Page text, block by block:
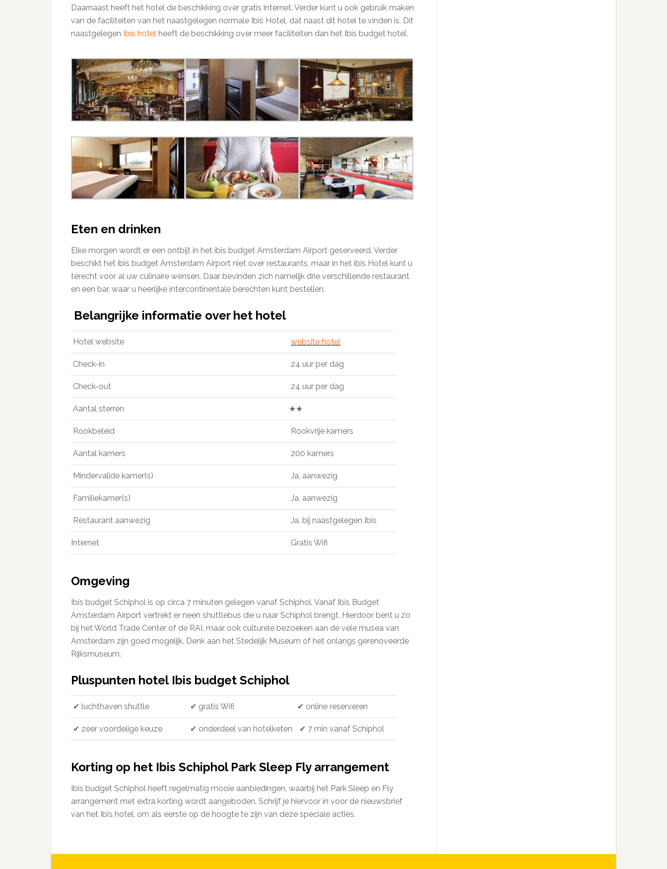
Daarnaast heeft het hotel de beschikking over gratis internet. Verder kunt u ook gebruik maken
van de faciliteiten van het naastgelegen normale Ibis Hotel, dat naast dit hotel te vinden is. Dit
naastgelegen Ibis hotel heeft de beschikking over meer faciliteiten dan het Ibis budget hotel.
Eten en drinken
Elke morgen wordt er een ontbijt in het ibis budget Amsterdam Airport geserveerd. Verder
beschikt het ibis budget Amsterdam Airport niet over restaurants, maar in het ibis Hotel kunt u
terecht voor al uw culinaire wensen. Daar bevinden zich namelijk drie verschillende restaurant
en een bar, waar u heerlijke intercontinentale berechten kunt bestellen.
Belangrijke informatie over het hotel
Hotel website website hotel
Check-in 24 uur per dag
Check-out 24 uur per dag
Aantal sterren ★★
Rookbeleid Rookvrije kamers
Aantal kamers 200 kamers
Mindervalide kamer(s) Ja, aanwezig
Familiekamer(s) Ja, aanwezig
Restaurant aanwezig Ja, bij naastgelegen Ibis
Internet Gratis Wifi
Omgeving
Ibis budget Schiphol is op circa 7 minuten gelegen vanaf Schiphol. Vanaf Ibis Budget
Amsterdam Airport vertrekt er neen shuttlebus die u naar Schiphol brengt. Hierdoor bent u zo
bij het World Trade Center of de RAI, maar ook culturele bezoeken aan de vele musea van
Amsterdam zijn goed mogelijk. Denk aan het Stedelijk Museum of het onlangs gerenoveerde
Rijksmuseum.
Pluspunten hotel Ibis budget Schiphol
✔ luchthaven shuttle ✔ gratis Wifi ✔ online reserveren
✔ zeer voordelige keuze ✔ onderdeel van hotelketen ✔ 7 min vanaf Schiphol
Korting op het Ibis Schiphol Park Sleep Fly arrangement
Ibis budget Schiphol heeft regelmatig mooie aanbiedingen, waarbij het Park Sleep en Fly
arrangement met extra korting wordt aangeboden. Schrijf je hiervoor in voor de nieuwsbrief
van het Ibis hotel, om als eerste op de hoogte te zijn van deze speciale acties.